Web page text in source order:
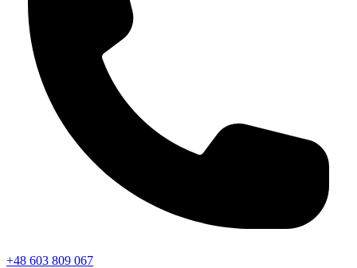
+48 603 809 067